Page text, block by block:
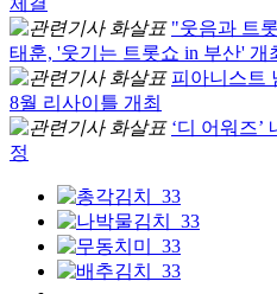
"웃음과 트
태훈, '웃기는 트롯쇼 in 부산' 개
피아니스트
8월 리사이틀 개최
‘디 어워즈’
정